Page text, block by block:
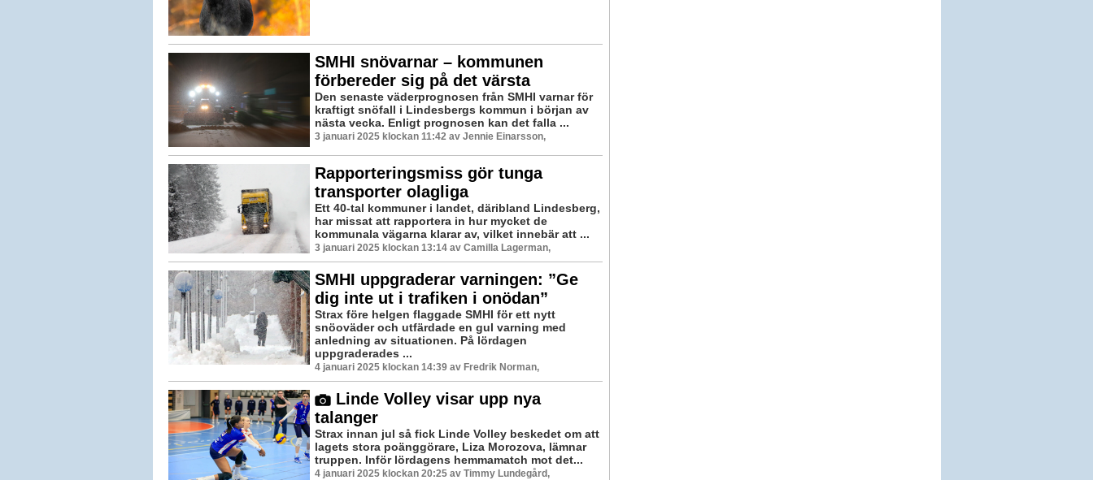
SMHI snövarnar – kommunen
förbereder sig på det värsta
Den senaste väderprognosen från SMHI varnar för
kraftigt snöfall i Lindesbergs kommun i början av
nästa vecka. Enligt prognosen kan det falla ...
3 januari 2025 klockan 11:42 av Jennie Einarsson,
Rapporteringsmiss gör tunga
transporter olagliga
Ett 40-tal kommuner i landet, däribland Lindesberg,
har missat att rapportera in hur mycket de
kommunala vägarna klarar av, vilket innebär att ...
3 januari 2025 klockan 13:14 av Camilla Lagerman,
SMHI uppgraderar varningen: ”Ge
dig inte ut i trafiken i onödan”
Strax före helgen flaggade SMHI för ett nytt
snöoväder och utfärdade en gul varning med
anledning av situationen. På lördagen
uppgraderades ...
4 januari 2025 klockan 14:39 av Fredrik Norman,
Linde Volley visar upp nya
talanger
Strax innan jul så fick Linde Volley beskedet om att
lagets stora poänggörare, Liza Morozova, lämnar
truppen. Inför lördagens hemmamatch mot det...
4 januari 2025 klockan 20:25 av Timmy Lundegård,